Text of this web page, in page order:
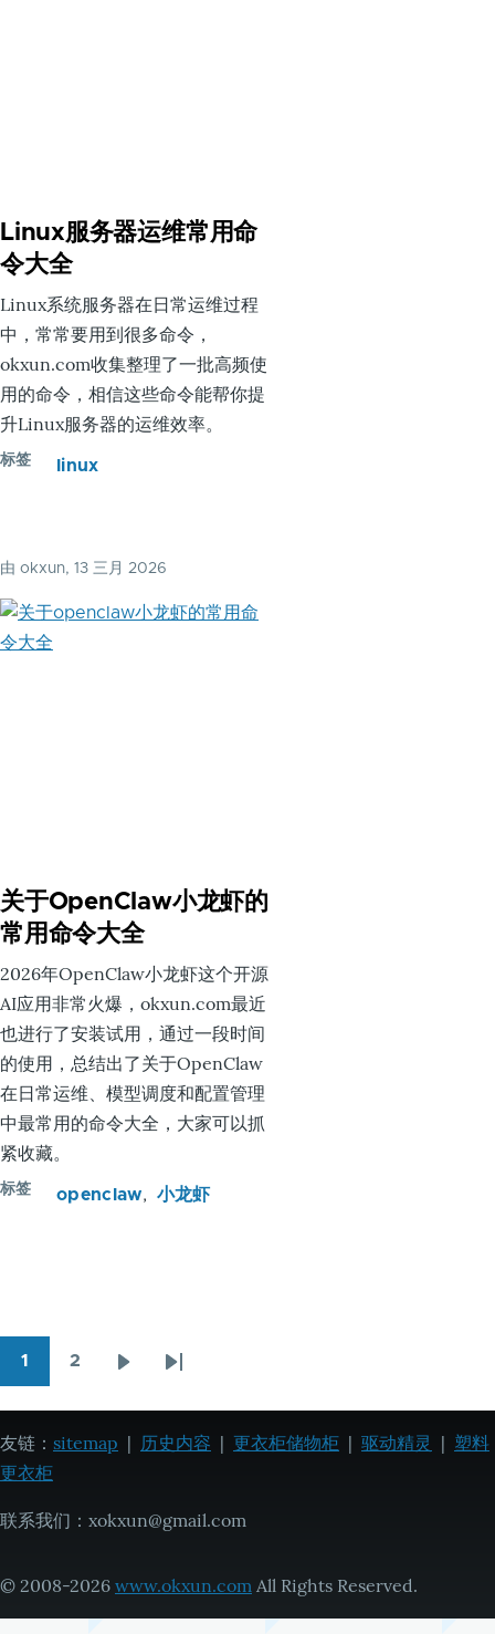
Linux服务器运维常用命
令大全
Linux系统服务器在日常运维过程
中，常常要用到很多命令，
okxun.com收集整理了一批高频使
用的命令，相信这些命令能帮你提
升Linux服务器的运维效率。
标签 linux
由 okxun, 13 三月 2026
关于OpenClaw小龙虾的
常用命令大全
2026年OpenClaw小龙虾这个开源
AI应用非常火爆，okxun.com最近
也进行了安装试用，通过一段时间
的使用，总结出了关于OpenClaw
在日常运维、模型调度和配置管理
中最常用的命令大全，大家可以抓
紧收藏。
标签 openclaw 小龙虾
1
2
页
末
友链： sitemap | 历史内容 | 更衣柜储物柜 | 驱动精灵 | 塑料
更衣柜
联系我们：xokxun@gmail.com
© 2008-2026 www.okxun.com All Rights Reserved.